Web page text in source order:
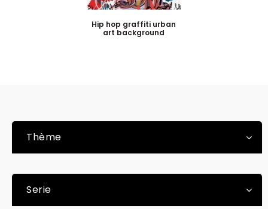
Hip hop graffiti urban
art background
Thème
Serie